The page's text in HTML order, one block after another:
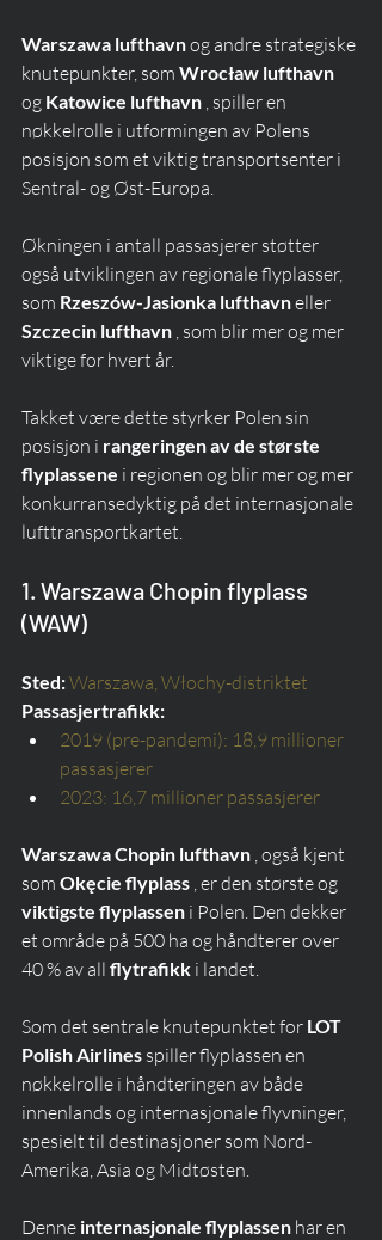
Warszawa lufthavn og andre strategiske
knutepunkter, som Wrocław lufthavn
og Katowice lufthavn , spiller en
nøkkelrolle i utformingen av Polens
posisjon som et viktig transportsenter i
Sentral- og Øst-Europa.
Økningen i antall passasjerer støtter
også utviklingen av regionale flyplasser,
som Rzeszów-Jasionka lufthavn eller
Szczecin lufthavn , som blir mer og mer
viktige for hvert år.
Takket være dette styrker Polen sin
posisjon i rangeringen av de største
flyplassene i regionen og blir mer og mer
konkurransedyktig på det internasjonale
lufttransportkartet.
1. Warszawa Chopin flyplass
(WAW)
Sted:Warszawa, Włochy-distriktet
Passasjertrafikk:
2019 (pre-pandemi): 18,9 millioner
passasjerer
2023: 16,7 millioner passasjerer
Warszawa Chopin lufthavn , også kjent
som Okęcie flyplass , er den største og
viktigste flyplassen i Polen. Den dekker
et område på 500 ha og håndterer over
40 % av all flytrafikk i landet.
Som det sentrale knutepunktet for LOT
Polish Airlines spiller flyplassen en
nøkkelrolle i håndteringen av både
innenlands og internasjonale flyvninger,
spesielt til destinasjoner som Nord-
Amerika, Asia og Midtøsten.
Denne internasjonale flyplassen har en